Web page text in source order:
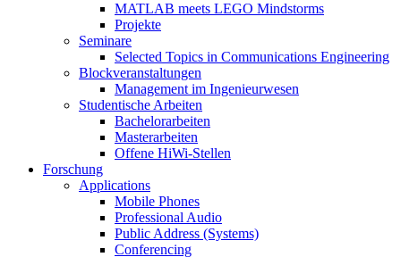
MATLAB meets LEGO Mindstorms
Projekte
Seminare
Selected Topics in Communications Engineering
Blockveranstaltungen
Management im Ingenieurwesen
Studentische Arbeiten
Bachelorarbeiten
Masterarbeiten
Offene HiWi-Stellen
Forschung
Applications
Mobile Phones
Professional Audio
Public Address (Systems)
Conferencing